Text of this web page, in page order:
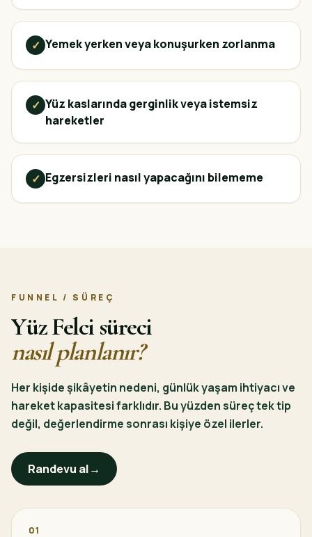
✓ Yemek yerken veya konuşurken zorlanma
✓ Yüz kaslarında gerginlik veya istemsiz
hareketler
✓ Egzersizleri nasıl yapacağını bilememe
FUNNEL / SÜREÇ
Yüz Felci süreci
nasıl planlanır?
Her kişide şikâyetin nedeni, günlük yaşam ihtiyacı ve
hareket kapasitesi farklıdır. Bu yüzden süreç tek tip
değil, değerlendirme sonrası kişiye özel ilerler.
Randevu al→
01